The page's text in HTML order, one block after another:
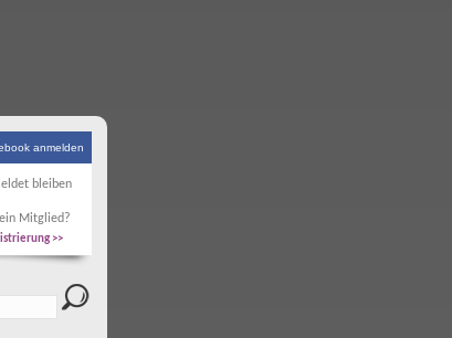
anmelden
bleiben
Mitglied?
>>